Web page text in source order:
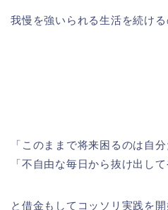
我慢を強いられる生活を続ける
「このままで将来困るのは自分
「不自由な毎日から抜け出して
と借金もしてコッソリ実践を開